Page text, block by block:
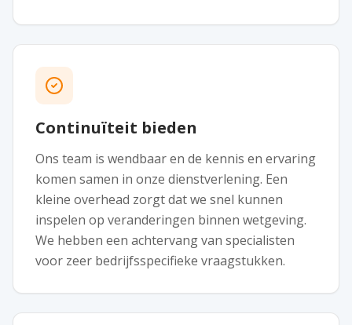
Continuïteit bieden
Ons team is wendbaar en de kennis en ervaring
komen samen in onze dienstverlening. Een
kleine overhead zorgt dat we snel kunnen
inspelen op veranderingen binnen wetgeving.
We hebben een achtervang van specialisten
voor zeer bedrijfsspecifieke vraagstukken.